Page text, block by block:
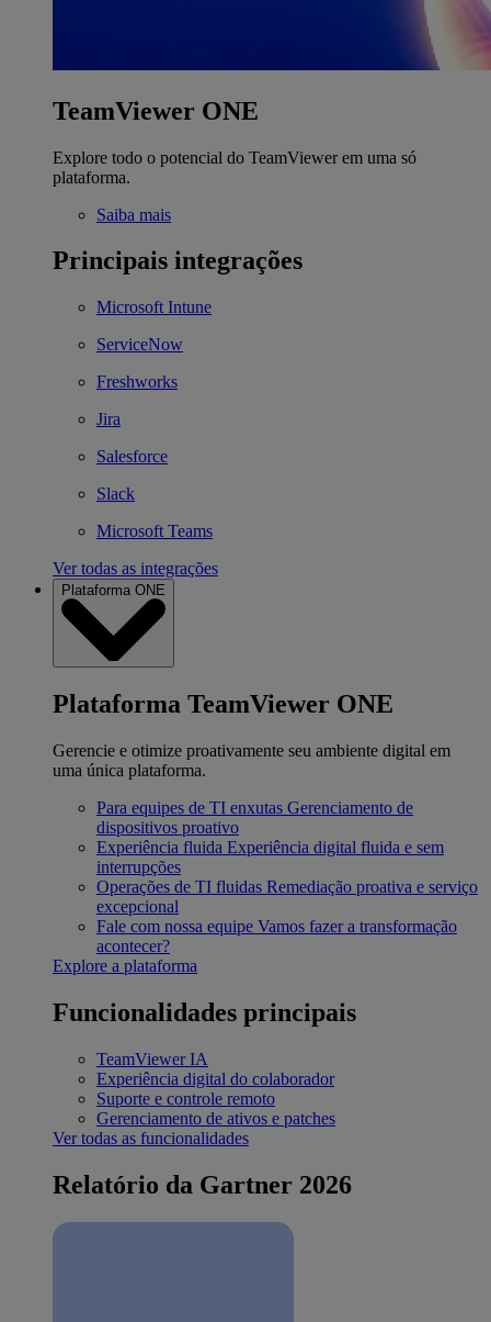
TeamViewer ONE
Explore todo o potencial do TeamViewer em uma só
plataforma.
Saiba mais
Principais integrações
Microsoft Intune
ServiceNow
Freshworks
Jira
Salesforce
Slack
Microsoft Teams
Ver todas as integrações
Plataforma ONE
Plataforma TeamViewer ONE
Gerencie e otimize proativamente seu ambiente digital em
uma única plataforma.
Para equipes de TI enxutas Gerenciamento de
dispositivos proativo
Experiência fluida Experiência digital fluida e sem
interrupções
Operações de TI fluidas Remediação proativa e serviço
excepcional
Fale com nossa equipe Vamos fazer a transformação
acontecer?
Explore a plataforma
Funcionalidades principais
TeamViewer IA
Experiência digital do colaborador
Suporte e controle remoto
Gerenciamento de ativos e patches
Ver todas as funcionalidades
Relatório da Gartner 2026